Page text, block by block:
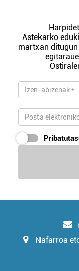
Astekarko
martxan
Nafarroa